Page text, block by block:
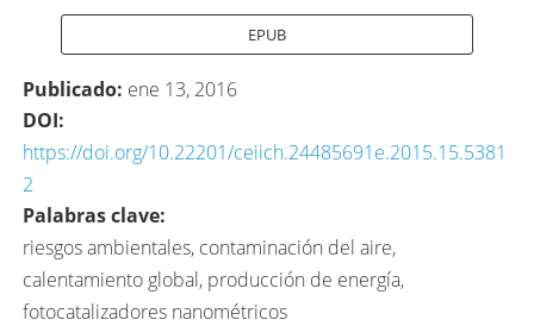
EPUB
Publicado: ene 13, 2016
DOI:
https://doi.org/10.22201/ceiich.24485691e.2015.15.5381
2
Palabras clave:
riesgos ambientales, contaminación del aire,
calentamiento global, producción de energía,
fotocatalizadores nanométricos